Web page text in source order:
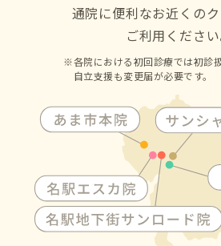
通院に便利なお近くの
ご利用ください
各院における初回診療では初診
自立支援も変更届が必要です。